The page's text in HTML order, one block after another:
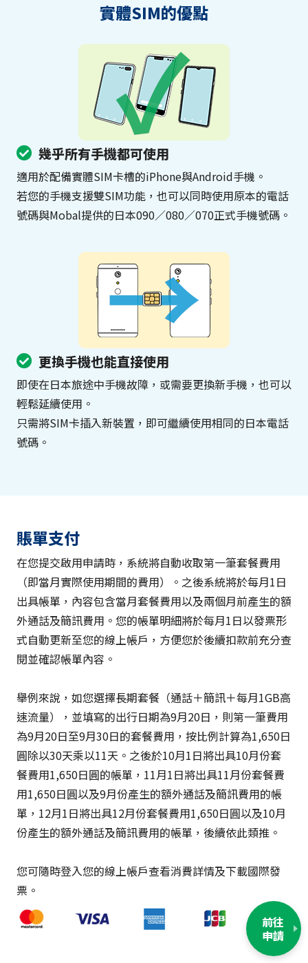
實體SIM的優點
幾乎所有手機都可使用
適用於配備實體SIM卡槽的iPhone與Android手機。
若您的手機支援雙SIM功能，也可以同時使用原本的電話
號碼與Mobal提供的日本090／080／070正式手機號碼。
更換手機也能直接使用
即使在日本旅途中手機故障，或需要更換新手機，也可以
輕鬆延續使用。
只需將SIM卡插入新裝置，即可繼續使用相同的日本電話
號碼。
賬單支付
在您提交啟用申請時，系統將自動收取第一筆套餐費用
（即當月實際使用期間的費用）。之後系統將於每月1日
出具帳單，內容包含當月套餐費用以及兩個月前產生的額
外通話及簡訊費用。您的帳單明細將於每月1日以發票形
式自動更新至您的線上帳戶，方便您於後續扣款前充分查
閱並確認帳單內容。
舉例來說，如您選擇長期套餐（通話＋簡訊＋每月1GB高
速流量），並填寫的出行日期為9月20日，則第一筆費用
為9月20日至9月30日的套餐費用，按比例計算為1,650日
圓除以30天乘以11天。之後於10月1日將出具10月份套
餐費用1,650日圓的帳單，11月1日將出具11月份套餐費
用1,650日圓以及9月份產生的額外通話及簡訊費用的帳
單，12月1日將出具12月份套餐費用1,650日圓以及10月
份產生的額外通話及簡訊費用的帳單，後續依此類推。
您可隨時登入您的線上帳戶查看消費詳情及下載國際發
票。
前往
申請